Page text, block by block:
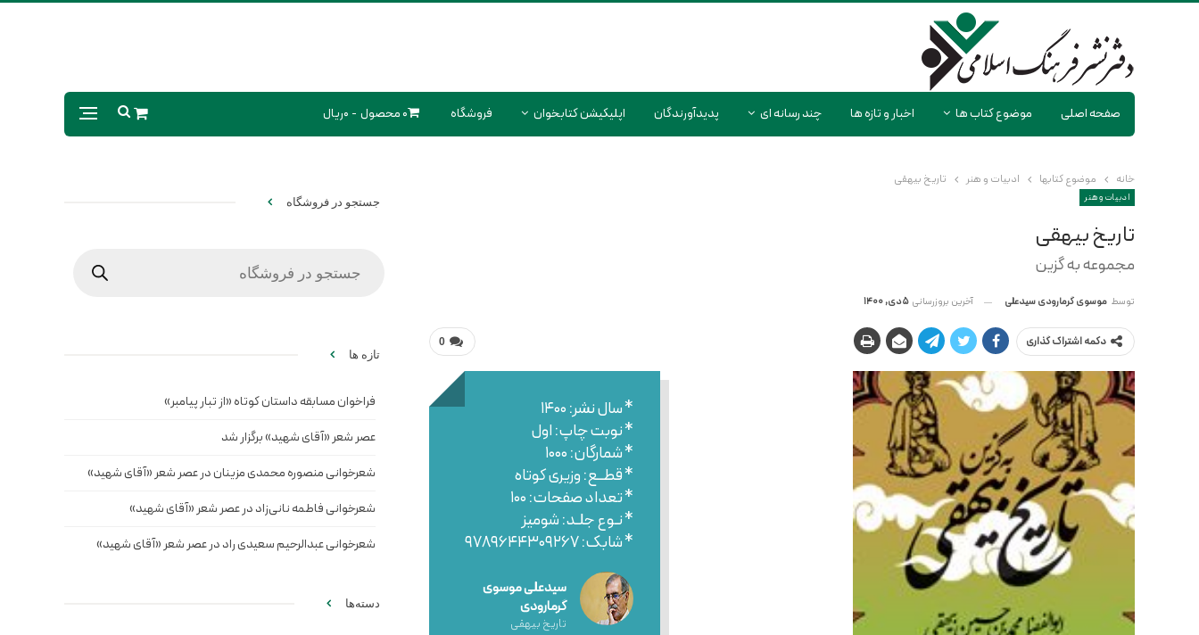
صفحه اصلی موضوع کتاب ها اخبار و تازه ها چند رسانه ای پدیدآورندگان اپلیکیشن کتابخوان فروشگاه 0 محصول 0ریال
خانه موضوع کتابها ادبیات و هنر تاریخ بیهقی
ادبیات و هنر
تاریخ بیهقی
مجموعه به گزین
توسط موسوی گرمارودی سیدعلی آخرین بروزرسانی 5 دی, 1400
0 دکمه اشتراک گذاری
* سال نشر: ۱۴۰۰
* نوبت چاپ: اول
* شمارگان: ۱۰۰۰
* قطــع: وزیری کوتاه
* تعداد صفحات: ۱۰۰
* نـوع جلـد: شومیز
* شابک: ۹۷۸۹۶۴۴۳۰۹۲۶۷
سیدعلی موسوی
گرمارودی
تاریخ بیهقی
جستجو در فروشگاه
تازه ها
فراخوان مسابقه داستان کوتاه «از تبار پیامبر»
عصر شعر «آقای شهید» برگزار شد
شعرخوانی منصوره محمدی مزینان در عصر شعر «آقای شهید»
شعرخوانی فاطمه نانی‌زاد در عصر شعر «آقای شهید»
شعرخوانی عبدالرحیم سعیدی راد در عصر شعر «آقای شهید»
دسته‌ها